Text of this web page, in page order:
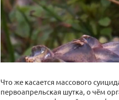
Что же касается массового
первоапрельская шутка, о чём